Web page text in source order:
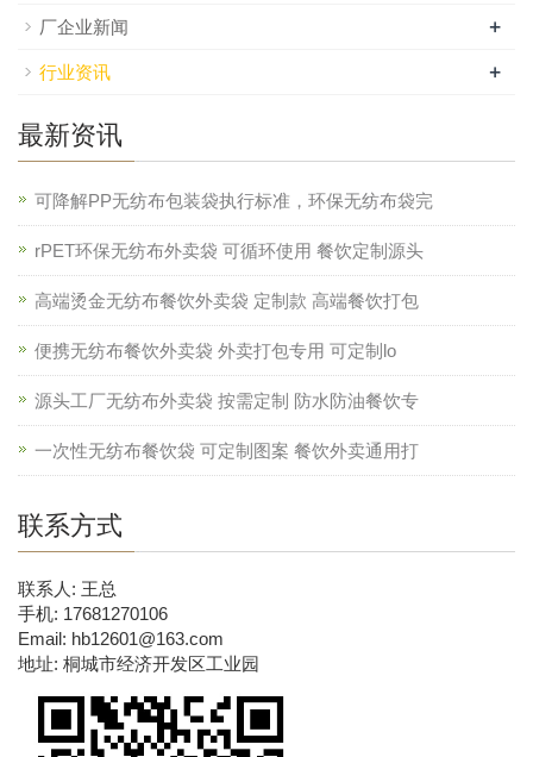
厂企业新闻 +
行业资讯 +
最新资讯
可降解PP无纺布包装袋执行标准，环保无纺布袋完
rPET环保无纺布外卖袋 可循环使用 餐饮定制源头
高端烫金无纺布餐饮外卖袋 定制款 高端餐饮打包
便携无纺布餐饮外卖袋 外卖打包专用 可定制lo
源头工厂无纺布外卖袋 按需定制 防水防油餐饮专
一次性无纺布餐饮袋 可定制图案 餐饮外卖通用打
联系方式
联系人: 王总
手机: 17681270106
Email: hb12601@163.com
地址: 桐城市经济开发区工业园